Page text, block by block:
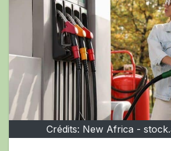
Crédits: New Africa -